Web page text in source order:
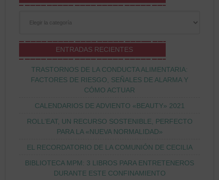
ENTRADAS RECIENTES
TRASTORNOS DE LA CONDUCTA ALIMENTARIA:
FACTORES DE RIESGO, SEÑALES DE ALARMA Y
CÓMO ACTUAR
CALENDARIOS DE ADVIENTO «BEAUTY» 2021
ROLL’EAT, UN RECURSO SOSTENIBLE, PERFECTO
PARA LA «NUEVA NORMALIDAD»
EL RECORDATORIO DE LA COMUNIÓN DE CECILIA
BIBLIOTECA MPM: 3 LIBROS PARA ENTRETENEROS
DURANTE ESTE CONFINAMIENTO